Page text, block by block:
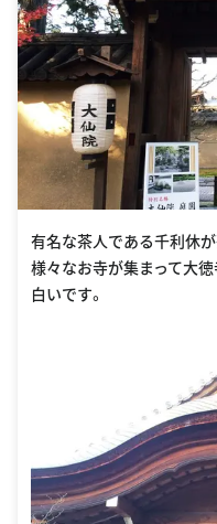
有名な茶人である千利休
様々なお寺が集まって大
白いです。